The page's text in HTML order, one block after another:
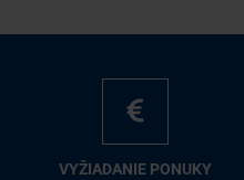
VY­ŽIA­DA­NIE PO­NU­KY